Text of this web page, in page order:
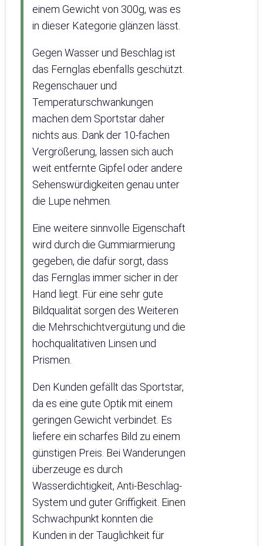
einem Gewicht von 300g, was es
in dieser Kategorie glänzen lässt.
Gegen Wasser und Beschlag ist
das Fernglas ebenfalls geschützt.
Regenschauer und
Temperaturschwankungen
machen dem Sportstar daher
nichts aus. Dank der 10-fachen
Vergrößerung, lassen sich auch
weit entfernte Gipfel oder andere
Sehenswürdigkeiten genau unter
die Lupe nehmen.
Eine weitere sinnvolle Eigenschaft
wird durch die Gummiarmierung
gegeben, die dafür sorgt, dass
das Fernglas immer sicher in der
Hand liegt. Für eine sehr gute
Bildqualität sorgen des Weiteren
die Mehrschichtvergütung und die
hochqualitativen Linsen und
Prismen.
Den Kunden gefällt das Sportstar,
da es eine gute Optik mit einem
geringen Gewicht verbindet. Es
liefere ein scharfes Bild zu einem
günstigen Preis. Bei Wanderungen
überzeuge es durch
Wasserdichtigkeit, Anti-Beschlag-
System und guter Griffigkeit. Einen
Schwachpunkt konnten die
Kunden in der Tauglichkeit für